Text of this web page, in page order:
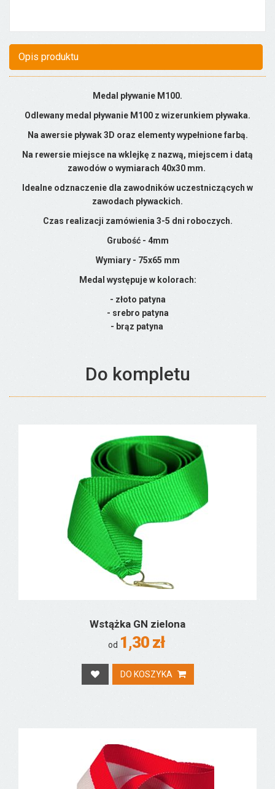
Opis produktu
Medal pływanie M100.
Odlewany medal pływanie M100 z wizerunkiem pływaka.
Na awersie pływak 3D oraz elementy wypełnione farbą.
Na rewersie miejsce na wklejkę z nazwą, miejscem i datą
zawodów o wymiarach 40x30 mm.
Idealne odznaczenie dla zawodników uczestniczących w
zawodach pływackich.
Czas realizacji zamówienia 3-5 dni roboczych.
Grubość - 4mm
Wymiary - 75x65 mm
Medal występuje w kolorach:
- złoto patyna
- srebro patyna
- brąz patyna
Do kompletu
Wstążka GN zielona
od 1,30 zł
DO KOSZYKA